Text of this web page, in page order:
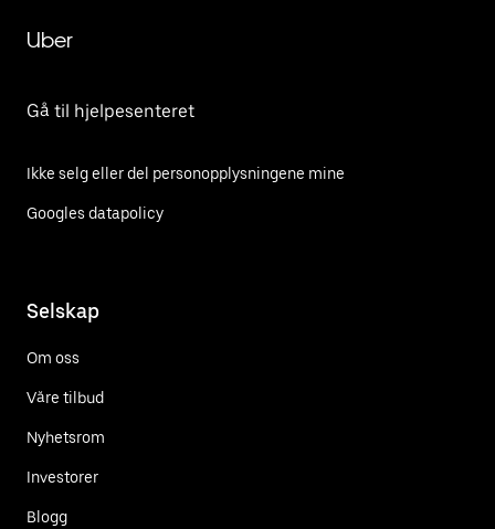
Uber
Gå til hjelpesenteret
Ikke selg eller del personopplysningene mine
Googles datapolicy
Selskap
Om oss
Våre tilbud
Nyhetsrom
Investorer
Blogg